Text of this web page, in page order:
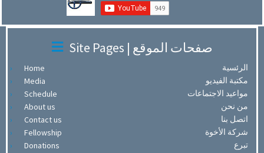
Site Pages | صفحات الموقع
Home
الرئسية
Media
مكتبة الفيديو
Schedule
مواعيد الاجتماعات
About us
من نحن
Contact us
اتصل بنا
Fellowship
شركة الأخوة
Donations
تبرع